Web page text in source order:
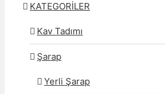
KATEGORİLER
Kav Tadımı
Şarap
Yerli Şarap